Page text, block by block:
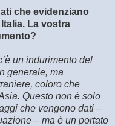
che evidenziano
La vostra
un indurimento del
generale, ma
coloro che
Questo non è solo
che vengono dati –
– ma è un portato